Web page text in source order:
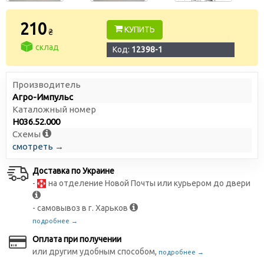
210₴
склад
КУПИТЬ
Код: 12398-1
Производитель
Агро-Импульс
Каталожный номер
Н036.52.000
Схемы
смотреть →
Доставка по Украине
-
на отделение Новой Почты или курьером до двери
- самовывоз в г. Харьков
подробнее →
Оплата при получении
или другим удобным способом, подробнее →